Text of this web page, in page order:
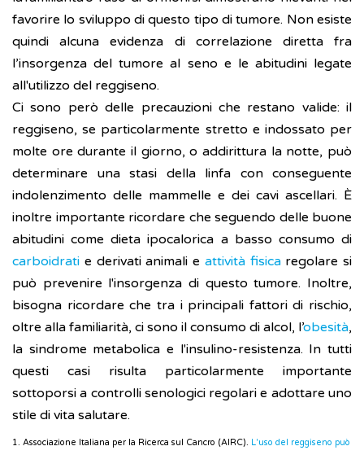
favorire lo sviluppo di questo tipo di tumore. Non esiste
quindi alcuna evidenza di correlazione diretta fra
l’insorgenza del tumore al seno e le abitudini legate
all'utilizzo del reggiseno.
Ci sono però delle precauzioni che restano valide: il
reggiseno, se particolarmente stretto e indossato per
molte ore durante il giorno, o addirittura la notte, può
determinare una stasi della linfa con conseguente
indolenzimento delle mammelle e dei cavi ascellari. È
inoltre importante ricordare che seguendo delle buone
abitudini come dieta ipocalorica a basso consumo di
carboidrati e derivati animali e attività fisicaregolare si
può prevenire l'insorgenza di questo tumore. Inoltre,
bisogna ricordare che tra i principali fattori di rischio,
oltre alla familiarità, ci sono il consumo di alcol, l’obesità,
la sindrome metabolica e l'insulino-resistenza. In tutti
questi casi risulta particolarmente importante
sottoporsi a controlli senologici regolari e adottare uno
stile di vita salutare.
1. Associazione Italiana per la Ricerca sul Cancro (AIRC). L'uso del reggiseno può